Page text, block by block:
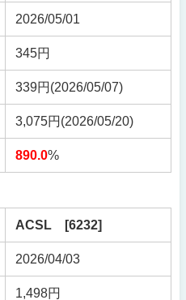
2026/05/01
345円
339円(2026/05/07)
3,075円(2026/05/20)
890.0%
ACSL [6232]
2026/04/03
1,498円